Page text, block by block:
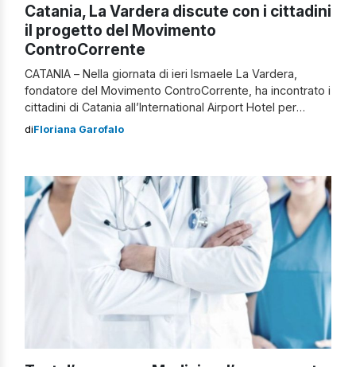
Catania, La Vardera discute con i cittadini
il progetto del Movimento
ControCorrente
CATANIA – Nella giornata di ieri Ismaele La Vardera,
fondatore del Movimento ControCorrente, ha incontrato i
cittadini di Catania all’International Airport Hotel per
discutere i punti principali del suo progetto politico.
l’Isola. La città etnea […]
diFloriana Garofalo